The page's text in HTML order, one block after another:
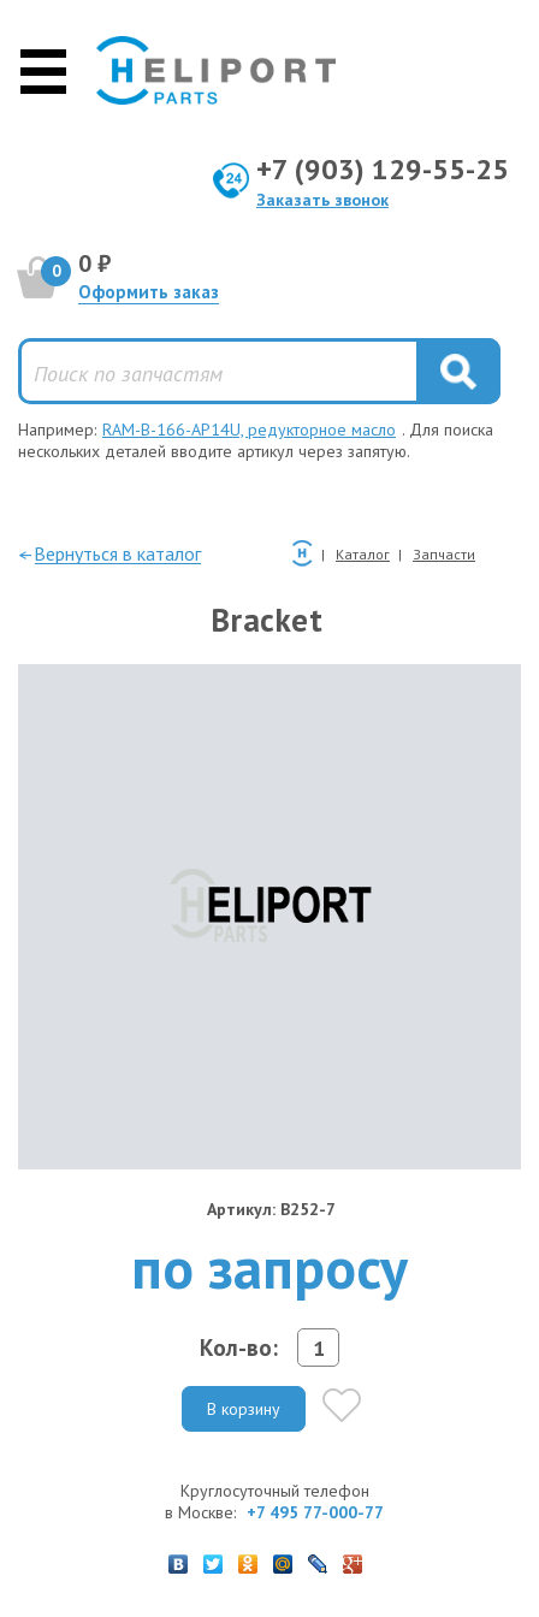
+7 (903) 129-55-25
Заказать звонок
0 0 ₽
Оформить заказ
Например: RAM-B-166-AP14U, редукторное масло . Для поиска
нескольких деталей вводите артикул через запятую.
—Вернуться в каталог Каталог Запчасти
Bracket
Артикул: B252-7
по запросу
Кол-во:
В корзину
Круглосуточный телефон
в Москве: +7 495 77-000-77